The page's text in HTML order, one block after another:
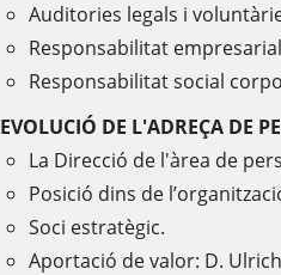
Auditories legals i
Responsabilitat
Responsabilitat social
EVOLUCIÓ DE L'ADREÇA DE
La Direcció de l'àrea de
Posició dins de
Soci estratègic.
Aportació de valor: D.